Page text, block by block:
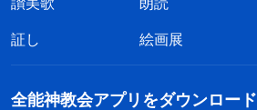
証し
絵画展
全能神教会アプリをダウンロード